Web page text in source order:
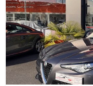
Régulateur de
lecture des
Pack Techno :
chromatique
Assistance de
(autoroute et trafic